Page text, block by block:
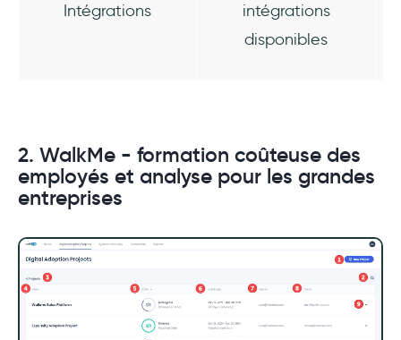
Intégrations
intégrations
disponibles
2. WalkMe - formation coûteuse des
employés et analyse pour les grandes
entreprises